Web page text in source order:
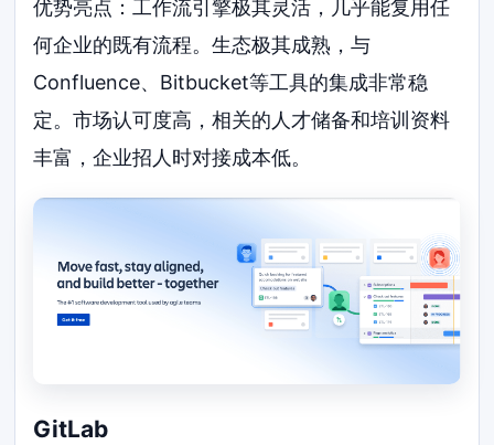
优势亮点：工作流引擎极其灵活，几乎能复用任
何企业的既有流程。生态极其成熟，与
Confluence、Bitbucket等工具的集成非常稳
定。市场认可度高，相关的人才储备和培训资料
丰富，企业招人时对接成本低。
GitLab